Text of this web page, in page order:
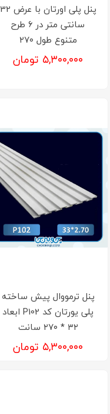
پنل پلی اورتان با عرض 32
سانتی متر در 6 طرح
متنوع طول ۲۷۰
۵,۳۰۰,۰۰۰ تومان
پنل ترمووال پیش ساخته
پلی یورتان کد P102 ابعاد
۳۲ * ۲۷۰ سانت
۵,۳۰۰,۰۰۰ تومان